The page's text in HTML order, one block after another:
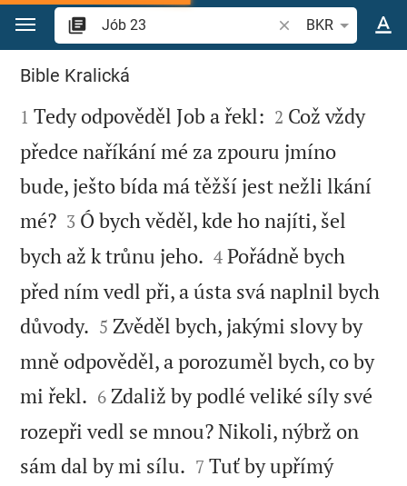
Přejít na obsah
Vyhledat biblický
BKR
Jób 23
Bible Kralická

1 Tedy odpověděl Job a řekl: 

2 Což vždy
předce naříkání mé za zpouru jmíno
bude, ješto bída má těžší jest nežli lkání
mé?
3 Ó bych věděl, kde ho najíti, šel
bych až k trůnu jeho. 

4 Pořádně bych
před ním vedl při, a ústa svá naplnil bych
důvody. 

5 Zvěděl bych, jakými slovy by
mně odpověděl, a porozuměl bych, co by
mi řekl. 

6 Zdaliž by podlé veliké síly své
rozepři vedl se mnou? Nikoli, nýbrž on
sám dal by mi sílu. 

7 Tuť by upřímý